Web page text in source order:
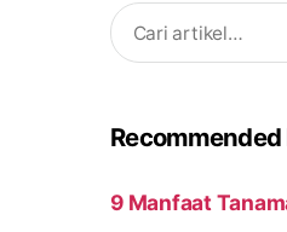
Search
for:
Recommended
9 Manfaat